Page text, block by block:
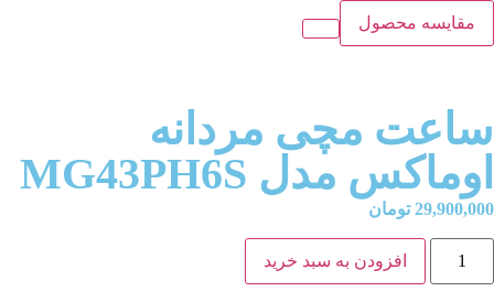
مقایسه محصول
ساعت مچی مردانه
اوماکس مدل MG43PH6S
29,900,000 تومان
افزودن به سبد خرید